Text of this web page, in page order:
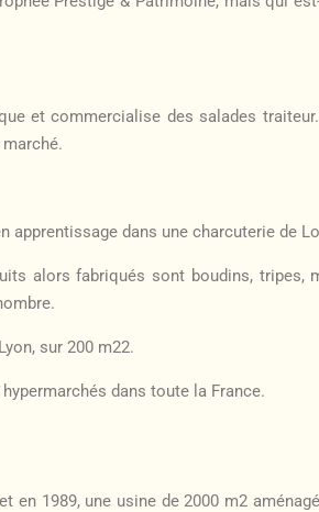
et commercialise des salades
dans une charcuterie de
alors fabriqués sont boudins, tripes,
sur 200 m22.
dans toute la France.
en 1989, une usine de 2000 m2